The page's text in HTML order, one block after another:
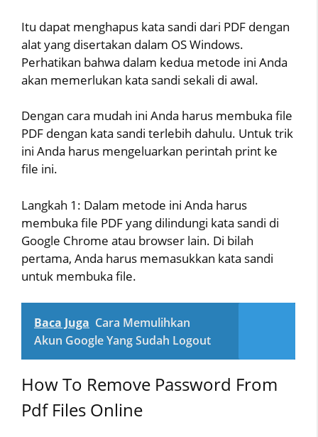
Itu dapat menghapus kata sandi dari PDF dengan
alat yang disertakan dalam OS Windows.
Perhatikan bahwa dalam kedua metode ini Anda
akan memerlukan kata sandi sekali di awal.
Dengan cara mudah ini Anda harus membuka file
PDF dengan kata sandi terlebih dahulu. Untuk trik
ini Anda harus mengeluarkan perintah print ke
file ini.
Langkah 1: Dalam metode ini Anda harus
membuka file PDF yang dilindungi kata sandi di
Google Chrome atau browser lain. Di bilah
pertama, Anda harus memasukkan kata sandi
untuk membuka file.
Baca Juga Cara Memulihkan
Akun Google Yang Sudah Logout
How To Remove Password From
Pdf Files Online